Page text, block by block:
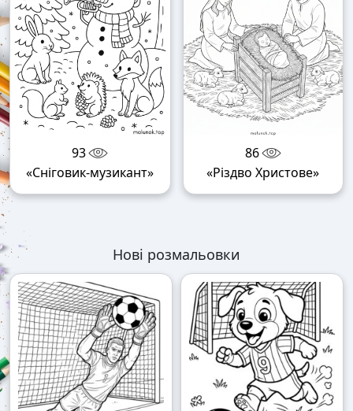
93
«Сніговик-музикант»
86
«Різдво Христове»
Нові розмальовки